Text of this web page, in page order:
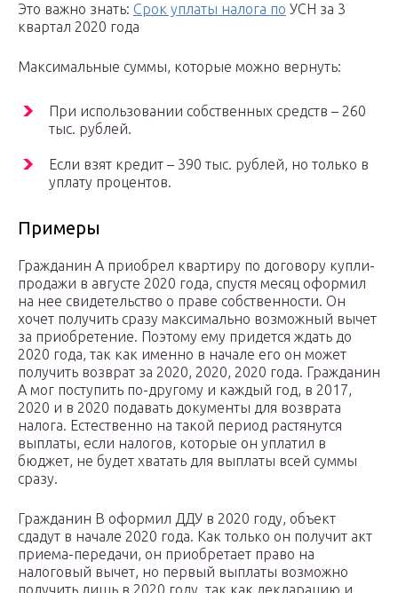
Это важно знать: Срок уплаты налога по УСН за 3
квартал 2020 года
Максимальные суммы, которые можно вернуть:
При использовании собственных средств – 260
тыс. рублей.
Если взят кредит – 390 тыс. рублей, но только в
уплату процентов.
Примеры
Гражданин А приобрел квартиру по договору купли-
продажи в августе 2020 года, спустя месяц оформил
на нее свидетельство о праве собственности. Он
хочет получить сразу максимально возможный вычет
за приобретение. Поэтому ему придется ждать до
2020 года, так как именно в начале его он может
получить возврат за 2020, 2020, 2020 года. Гражданин
А мог поступить по-другому и каждый год, в 2017,
2020 и в 2020 подавать документы для возврата
налога. Естественно на такой период растянутся
выплаты, если налогов, которые он уплатил в
бюджет, не будет хватать для выплаты всей суммы
сразу.
Гражданин В оформил ДДУ в 2020 году, объект
сдадут в начале 2020 года. Как только он получит акт
приема-передачи, он приобретает право на
налоговый вычет, но первый выплаты возможно
получить лишь в 2020 году, так как декларацию и